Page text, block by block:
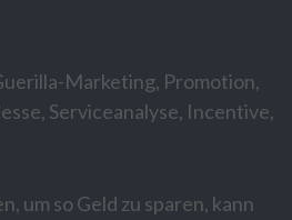
Marketing, Promotion,
Serviceanalyse, Incentive,
um so Geld zu sparen, kann